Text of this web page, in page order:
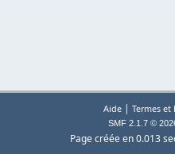
Aide| Termes et
SMF 2.1.7 ©
Page créée en 0.013